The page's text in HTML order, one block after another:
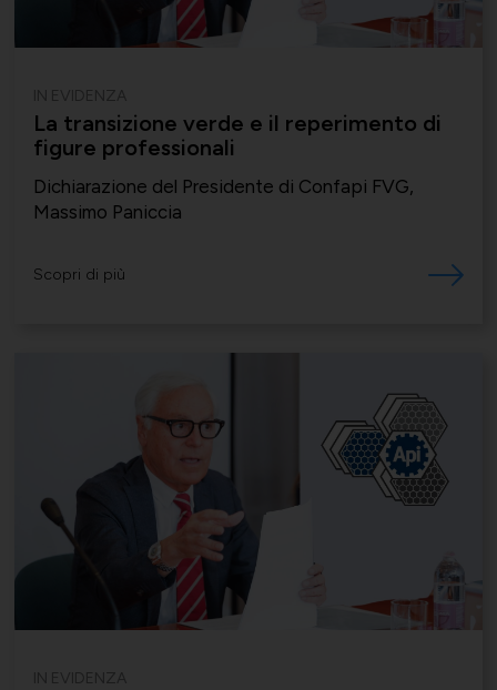
La transizione verde e il reperimento di
figure professionali
Dichiarazione del Presidente di Confapi FVG,
Massimo Paniccia
Scopri di più